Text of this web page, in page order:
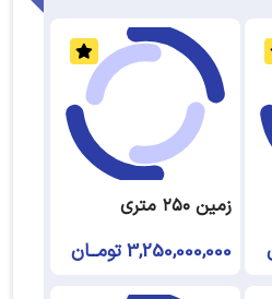
زمین ۲۵۰ متری
3,250,000,000 تومــان